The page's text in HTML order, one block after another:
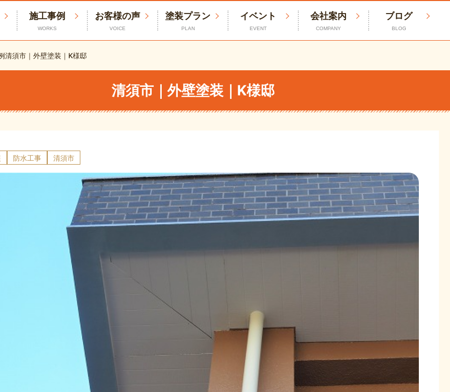
施工事例
WORKS
お客様の声
VOICE
塗装プラン
PLAN
イベント
EVENT
会社案内
COMPANY
ブログ
BLOG
清須市｜外壁塗装｜K様邸
清須市｜外壁塗装｜K様邸
防水工事 清須市